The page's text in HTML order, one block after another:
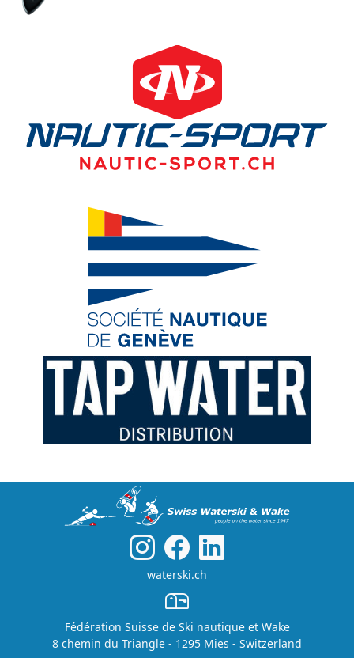
waterski.ch
Fédération Suisse de Ski nautique et Wake
8 chemin du Triangle - 1295 Mies - Switzerland